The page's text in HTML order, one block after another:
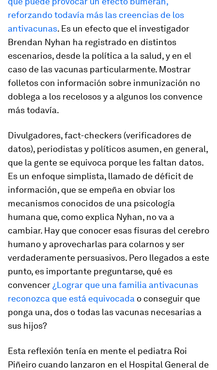
reforzando todavía más las creencias de los
antivacunas. Es un efecto que el investigador
Brendan Nyhan ha registrado en distintos
escenarios, desde la política a la salud, y en el
caso de las vacunas particularmente. Mostrar
folletos con información sobre inmunización no
doblega a los recelosos y a algunos los convence
más todavía.
Divulgadores,fact-checkers (verificadores de
datos), periodistas y políticos asumen, en general,
que la gente se equivoca porque les faltan datos.
Es un enfoque simplista, llamado de déficit de
información, que se empeña en obviar los
mecanismos conocidos de una psicología
humana que, como explica Nyhan, no va a
cambiar. Hay que conocer esas fisuras del cerebro
humano y aprovecharlas para colarnos y ser
verdaderamente persuasivos. Pero llegados a este
punto, es importante preguntarse, qué es
convencer ¿Lograr que una familia antivacunas
reconozca que está equivocada o conseguir que
ponga una, dos o todas las vacunas necesarias a
sus hijos?
Esta reflexión tenía en mente el pediatra Roi
Piñeiro cuando lanzaron en el Hospital General de